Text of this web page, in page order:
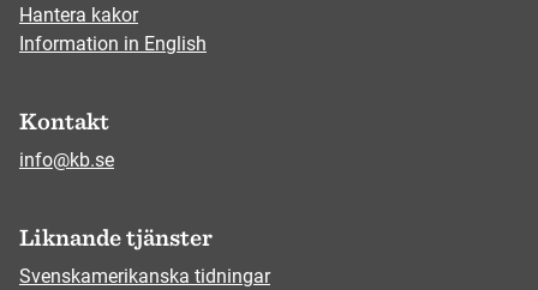
Hantera kakor
Information in English
Kontakt
info@kb.se
Liknande tjänster
Svenskamerikanska tidningar